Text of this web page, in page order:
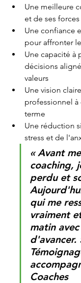
Une meilleure
et de ses forces
Une confiance
pour affronter
Une capacité à
décisions
valeurs
Une vision
professionnel
terme
Une réduction
stress et de
« Avant
coaching,
perdu et
qui me
vraiment
matin
Coaches